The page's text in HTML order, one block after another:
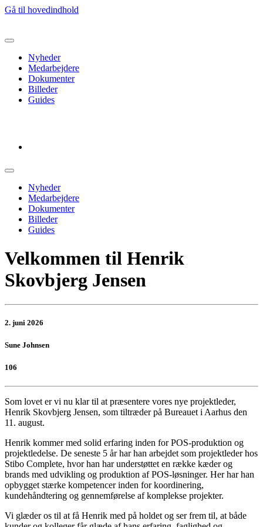
Gå til hovedindhold
Nyheder
Medarbejdere
Dokumenter
Billeder
Guides
Nyheder
Medarbejdere
Dokumenter
Billeder
Guides
Velkommen til Henrik
Skovbjerg Jensen
2. juni 2026
Sune Johnsen
106
Som lovet er vi nu klar til at præsentere vores nye projektleder,
Henrik Skovbjerg Jensen, som tiltræder på Bureauet i Aarhus den
11. august.
Henrik kommer med solid erfaring inden for POS-produktion og
projektledelse. De seneste 5 år har han arbejdet som projektleder hos
Stibo Complete, hvor han har understøttet en række kæder og
brands med udvikling og produktion af POS-løsninger. Her har han
opbygget stærke kompetencer inden for koordinering,
kundehåndtering og gennemførelse af komplekse projekter.
Vi glæder os til at få Henrik med på holdet og ser frem til, at både